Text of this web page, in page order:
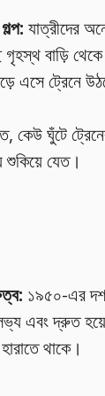
যাত্রীদের
গৃহস্থ বাড়ি
এসে ট্রেনে
কেউ ঘুঁটে
শুকিয়ে যেত।
১৯৫০-এর
এবং দ্রুত হয়ে
থাকে।